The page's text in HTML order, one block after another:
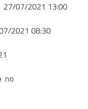
27/07/2021 13:00
2021 08:30
no